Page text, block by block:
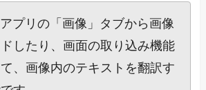
プリの「画像」タブから画像
したり、画面の取り込み機能
、画像内のテキストを翻訳す